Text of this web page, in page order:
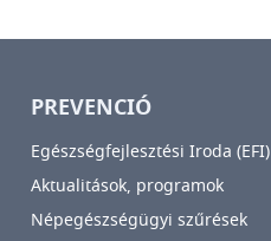
PREVENCIÓ
Egészségfejlesztési Iroda (EFI)
Aktualitások, programok
Népegészségügyi szűrések